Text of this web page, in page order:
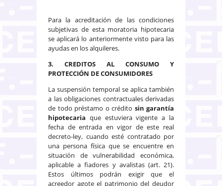
Para la acreditación de las condiciones
subjetivas de esta moratoria hipotecaria
se aplicará lo anteriormente visto para las
ayudas en los alquileres.
3. CREDITOS AL CONSUMO Y
PROTECCIÓN DE CONSUMIDORES
La suspensión temporal se aplica también
a las obligaciones contractuales derivadas
de todo préstamo o crédito sin garantía
hipotecaria que estuviera vigente a la
fecha de entrada en vigor de este real
decreto-ley, cuando esté contratado por
una persona física que se encuentre en
situación de vulnerabilidad económica,
aplicable a fiadores y avalistas (art. 21).
Estos últimos podrán exigir que el
acreedor agote el patrimonio del deudor